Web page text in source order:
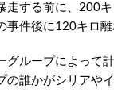
走する前に、200
事件後に120キロ
ループによって
の誰かがシリアや